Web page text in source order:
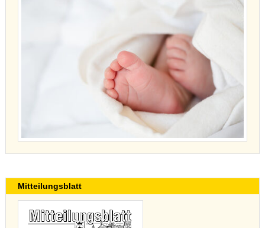
Mitteilungsblatt